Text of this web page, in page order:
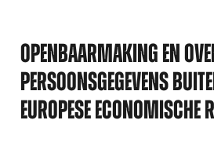
OPENBAARMAKING EN
PERSOONSGEGEVENS
EUROPESE ECONOMISCHE